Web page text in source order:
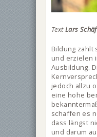
TextLars
Bildung zahlt
und erzielen
Ausbildung.
jedoch allzu
eine hohe
schaffen es
dass längst
und darum